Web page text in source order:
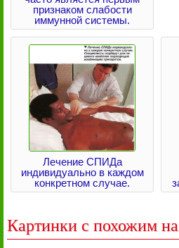
признаком слабости
иммунной системы.
Лечение СПИДа
индивидуально в каждом
конкретном случае.
Картинки с похожим